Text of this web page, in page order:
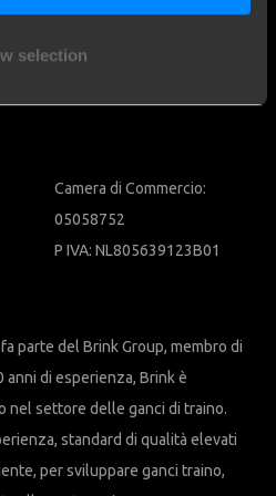
selection
Camera di Commercio:
05058752
P IVA: NL805639123B01
parte del Brink Group, membro di
anni di esperienza, Brink è
nel settore delle ganci di traino.
standard di qualità elevati
per sviluppare ganci traino,